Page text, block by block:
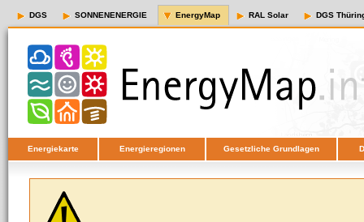
DGS SONNENENERGIE EnergyMap RAL Solar DGS
Energiekarte Energieregionen Gesetzliche Grundlagen